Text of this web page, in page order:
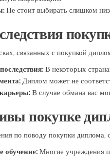
Не стоит выбирать слишком
связанных с покупкой
В некоторых
Диплом может не
В случае обмана вас
покупке
по поводу покупки диплома,
обучение: Многие учреждения